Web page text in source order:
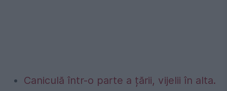
Caniculă într-o parte a țării, vijelii în alta.